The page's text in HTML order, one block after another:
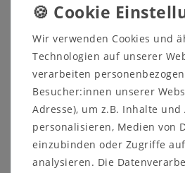
MePla - Set -
Balkonkasten Balcony
+ Untersetzer
ab 7,99 €
inkl. ges. MwSt. zzgl.
Wir verwenden Cookies und
Technologien auf unserer
verarbeiten
Besucher:innen unserer
Adresse), um z.B. Inhalte und
personalisieren, Medien von
einzubinden oder Zugriffe
analysieren. Die